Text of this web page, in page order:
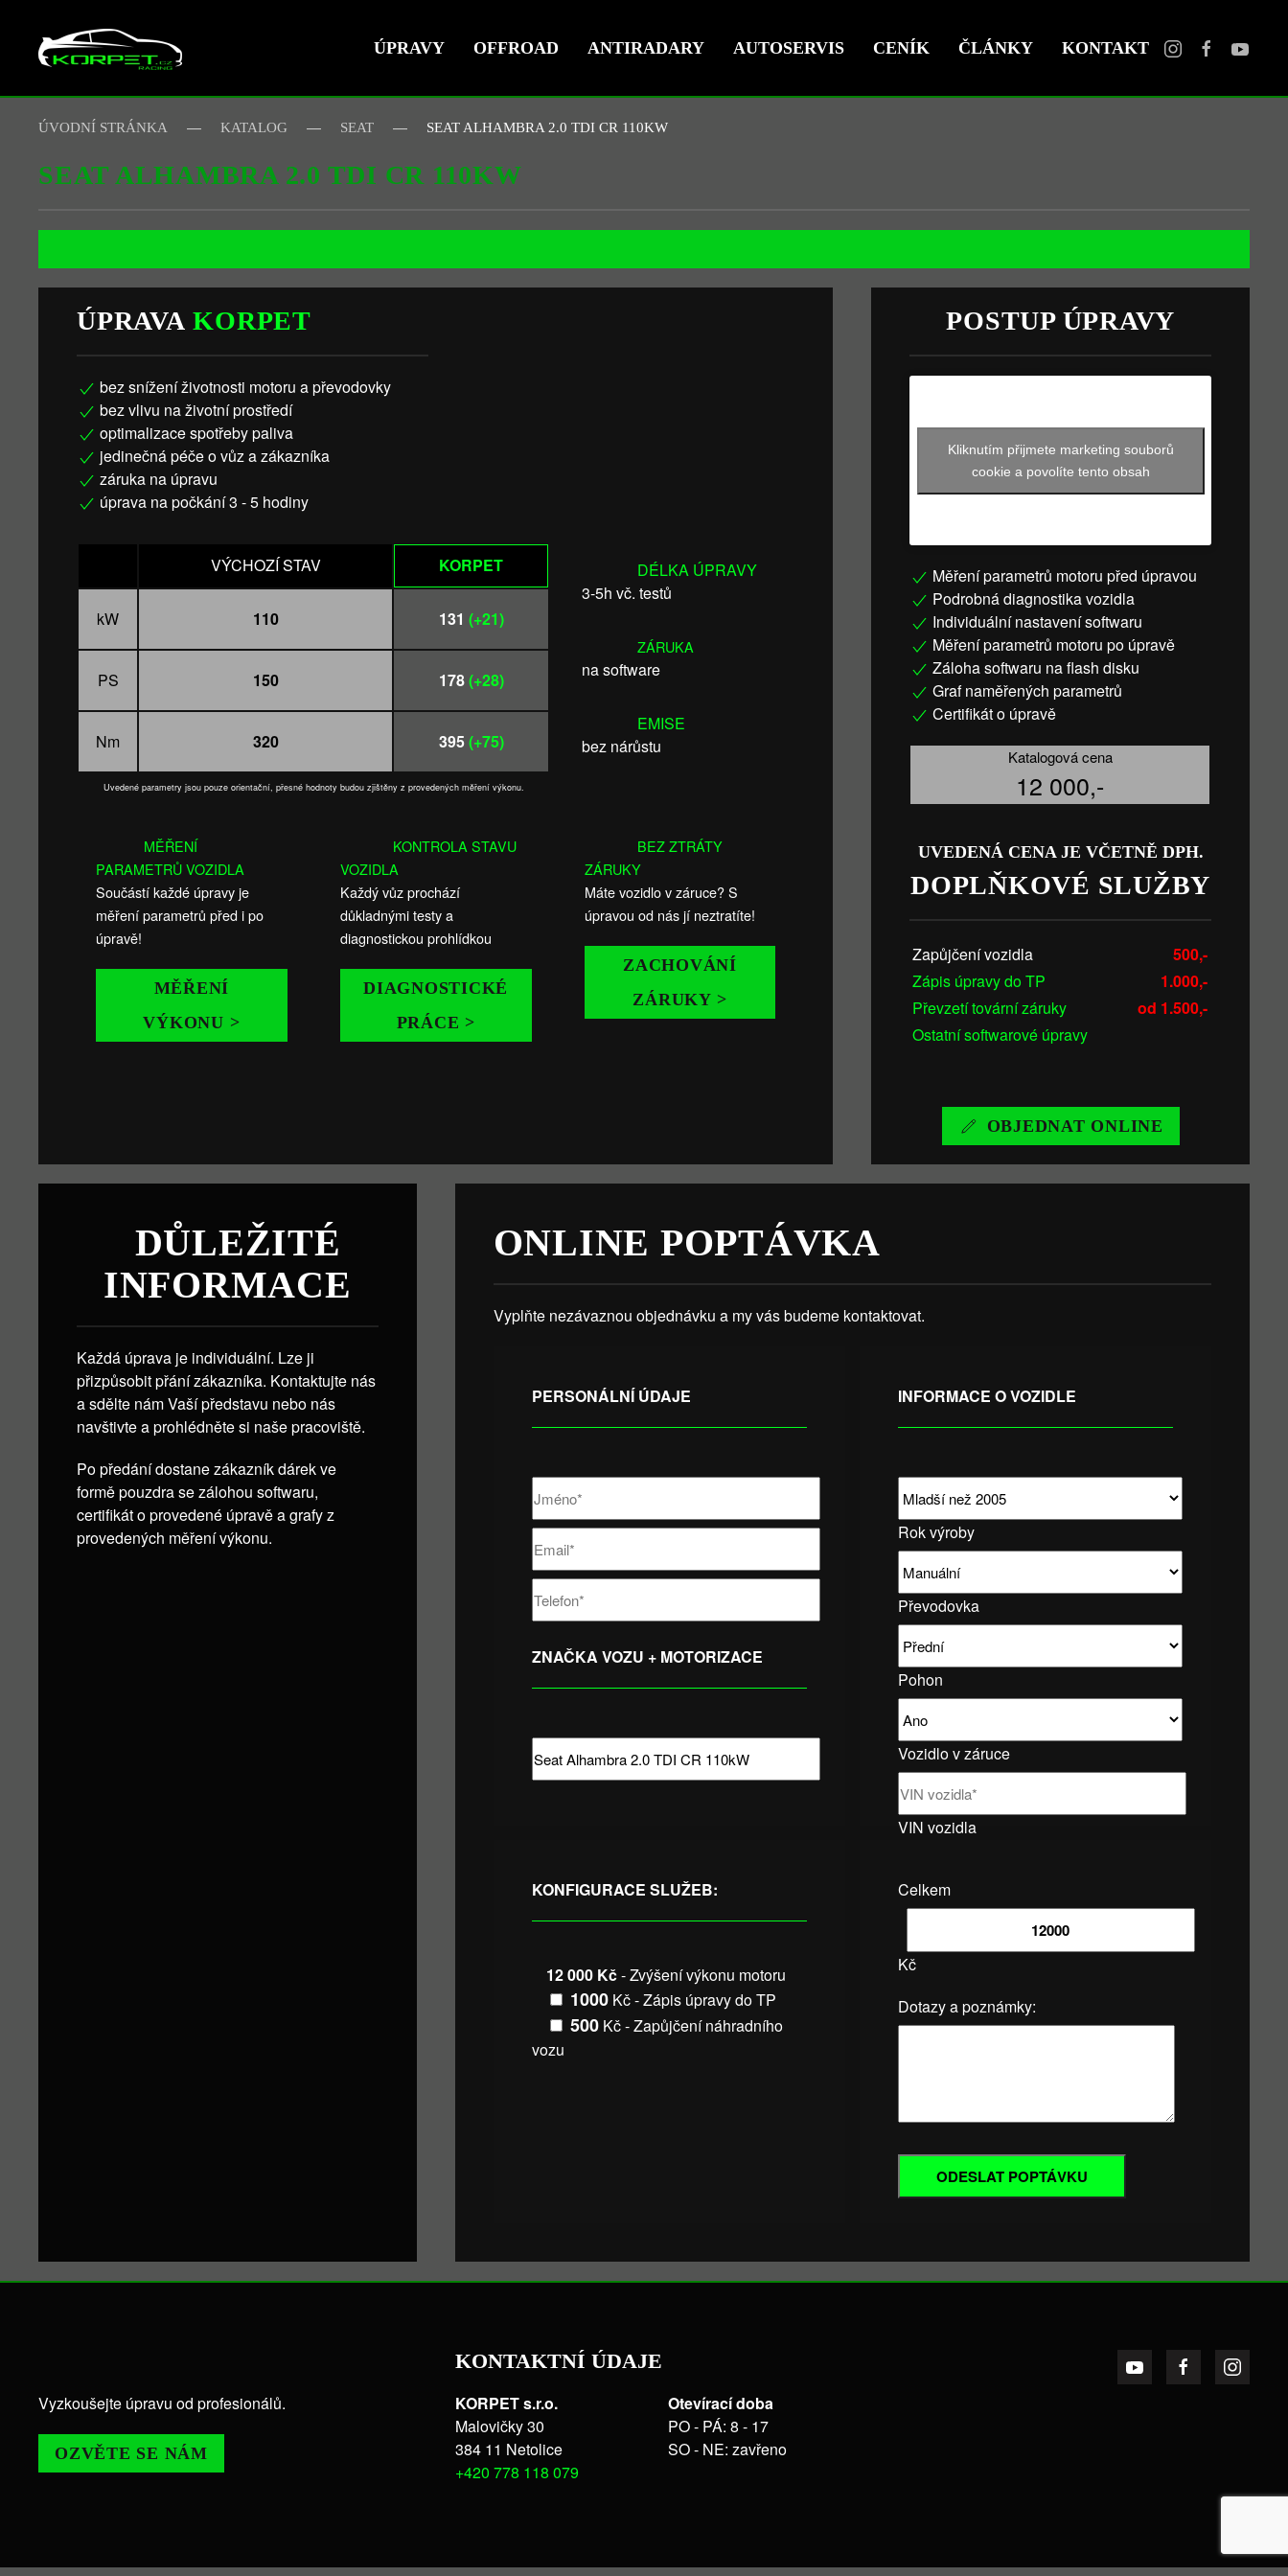
Skip to main content ÚPRAVY OFFROAD ANTIRADARY AUTOSERVIS CENÍK ČLÁNKY KONTAKT
ÚVODNÍ STRÁNKA KATALOG SEAT SEAT ALHAMBRA 2.0 TDI CR 110KW
SEAT ALHAMBRA 2.0 TDI CR 110KW
ÚPRAVAKORPET
bez snížení životnosti motoru a převodovky
bez vlivu na životní prostředí
optimalizace spotřeby paliva
jedinečná péče o vůz a zákazníka
záruka na úpravu
úprava na počkání 3 - 5 hodiny
VÝCHOZÍ STAV KORPET
kW 110 131 (+21)
PS 150 178(+28)
Nm 320 395(+75)
Uvedené parametry jsou pouze orientační, přesné hodnoty budou zjištěny z provedených měření výkonu.
DÉLKA ÚPRAVY
3-5h vč. testů
ZÁRUKA
na software
EMISE
bez nárůstu
MĚŘENÍ
PARAMETRŮ VOZIDLA
Součástí každé úpravy je
měření parametrů před i po
úpravě!
MĚŘENÍ
VÝKONU >
KONTROLA STAVU
VOZIDLA
Každý vůz prochází
důkladnými testy a
diagnostickou prohlídkou
DIAGNOSTICKÉ
PRÁCE >
BEZ ZTRÁTY
ZÁRUKY
Máte vozidlo v záruce? S
úpravou od nás jí neztratíte!
ZACHOVÁNÍ
ZÁRUKY >
POSTUP ÚPRAVY
Kliknutím přijmete marketing souborů
cookie a povolíte tento obsah
Měření parametrů motoru před úpravou
Podrobná diagnostika vozidla
Individuální nastavení softwaru
Měření parametrů motoru po úpravě
Záloha softwaru na flash disku
Graf naměřených parametrů
Certifikát o úpravě
Katalogová cena
12 000,-
UVEDENÁ CENA JE VČETNĚ DPH.
DOPLŇKOVÉ SLUŽBY
Zapůjčení vozidla
500,-
Zápis úpravy do TP
1.000,-
Převzetí tovární záruky
od 1.500,-
Ostatní softwarové úpravy
OBJEDNAT ONLINE
DŮLEŽITÉ
INFORMACE
Každá úprava je individuální. Lze ji
přizpůsobit přání zákazníka. Kontaktujte nás
a sdělte nám Vaší představu nebo nás
navštivte a prohlédněte si naše pracoviště.
Po předání dostane zákazník dárek ve
formě pouzdra se zálohou softwaru,
certifikát o provedené úpravě a grafy z
provedených měření výkonu.
ONLINE POPTÁVKA
Vyplňte nezávaznou objednávku a my vás budeme kontaktovat.
PERSONÁLNÍ ÚDAJE
ZNAČKA VOZU + MOTORIZACE
INFORMACE O VOZIDLE
Rok výroby
Převodovka
Pohon
Vozidlo v záruce
VIN vozidla
KONFIGURACE SLUŽEB:
12 000 Kč- Zvýšení výkonu motoru
1000Kč - Zápis úpravy do TP
500Kč - Zapůjčení náhradního
vozu
Celkem
Kč
Dotazy a poznámky:
Vyzkoušejte úpravu od profesionálů.
OZVĚTE SE NÁM
KONTAKTNÍ ÚDAJE
KORPET s.r.o.
Malovičky 30
384 11 Netolice
+420 778 118 079
Otevírací doba
PO - PÁ: 8 - 17
SO - NE: zavřeno